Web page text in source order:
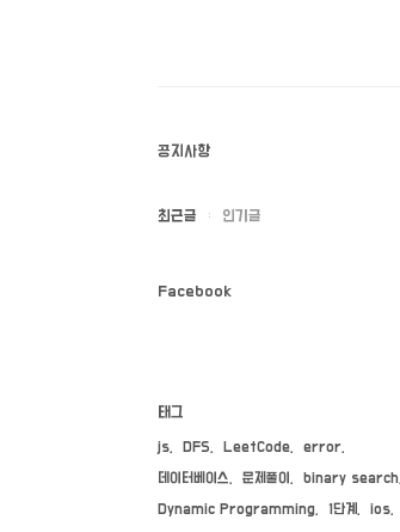
공지사항
최근글 인기글
Facebook
태그
js DFS LeetCode
error
데이터베이스
문제풀이
binary search
Dynamic Programming
1단계
ios